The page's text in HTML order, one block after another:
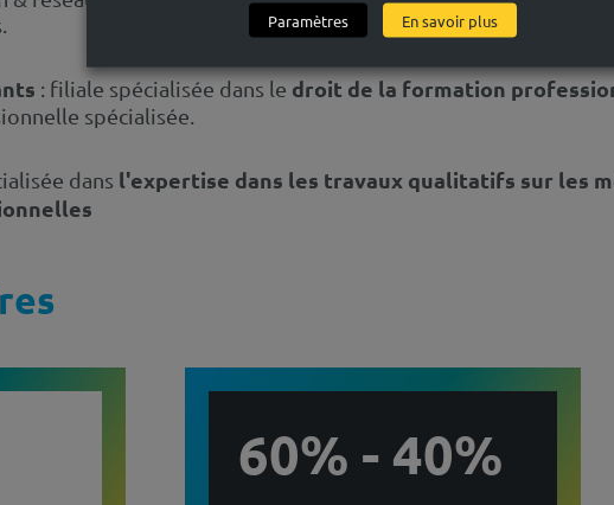
: filiale spécialisée dans le droit de la formation
spécialisée.
dans l'expertise dans les travaux qualitatifs sur les
60% - 40%
Paramètres En savoir plus